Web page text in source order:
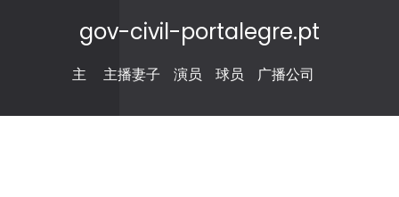
gov-civil-portalegre.pt
主 主播妻子 演员 球员 广播公司